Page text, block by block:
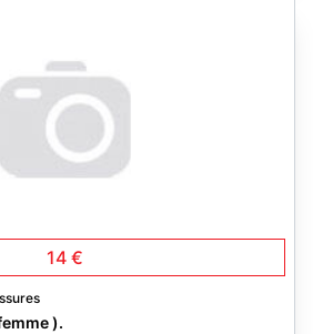
14 €
).